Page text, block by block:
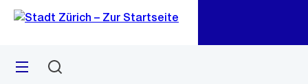
Navigation
Sprunglink
Menü